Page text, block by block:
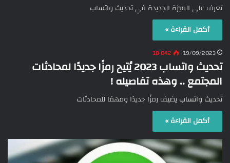
تعرف على الميزة الجديدة في تحديث واتساب
أكمل القراءة »
19/09/2023 18٬042
تحديث واتساب 2023 يُتيح رمزًا جديدًا لمحادثات
المجتمع .. وهذه تفاصيله !
تحديث واتساب يضيف رمزًا جديدًا ومهمًا للمحادثات
أكمل القراءة »